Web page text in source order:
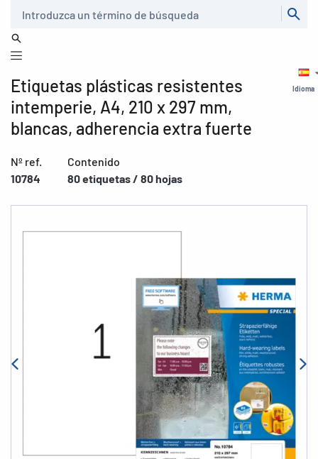
Idioma
Etiquetas plásticas resistentes
intemperie, A4, 210 x 297 mm,
blancas, adherencia extra fuerte
Nº ref.
10784
Contenido
80 etiquetas / 80 hojas